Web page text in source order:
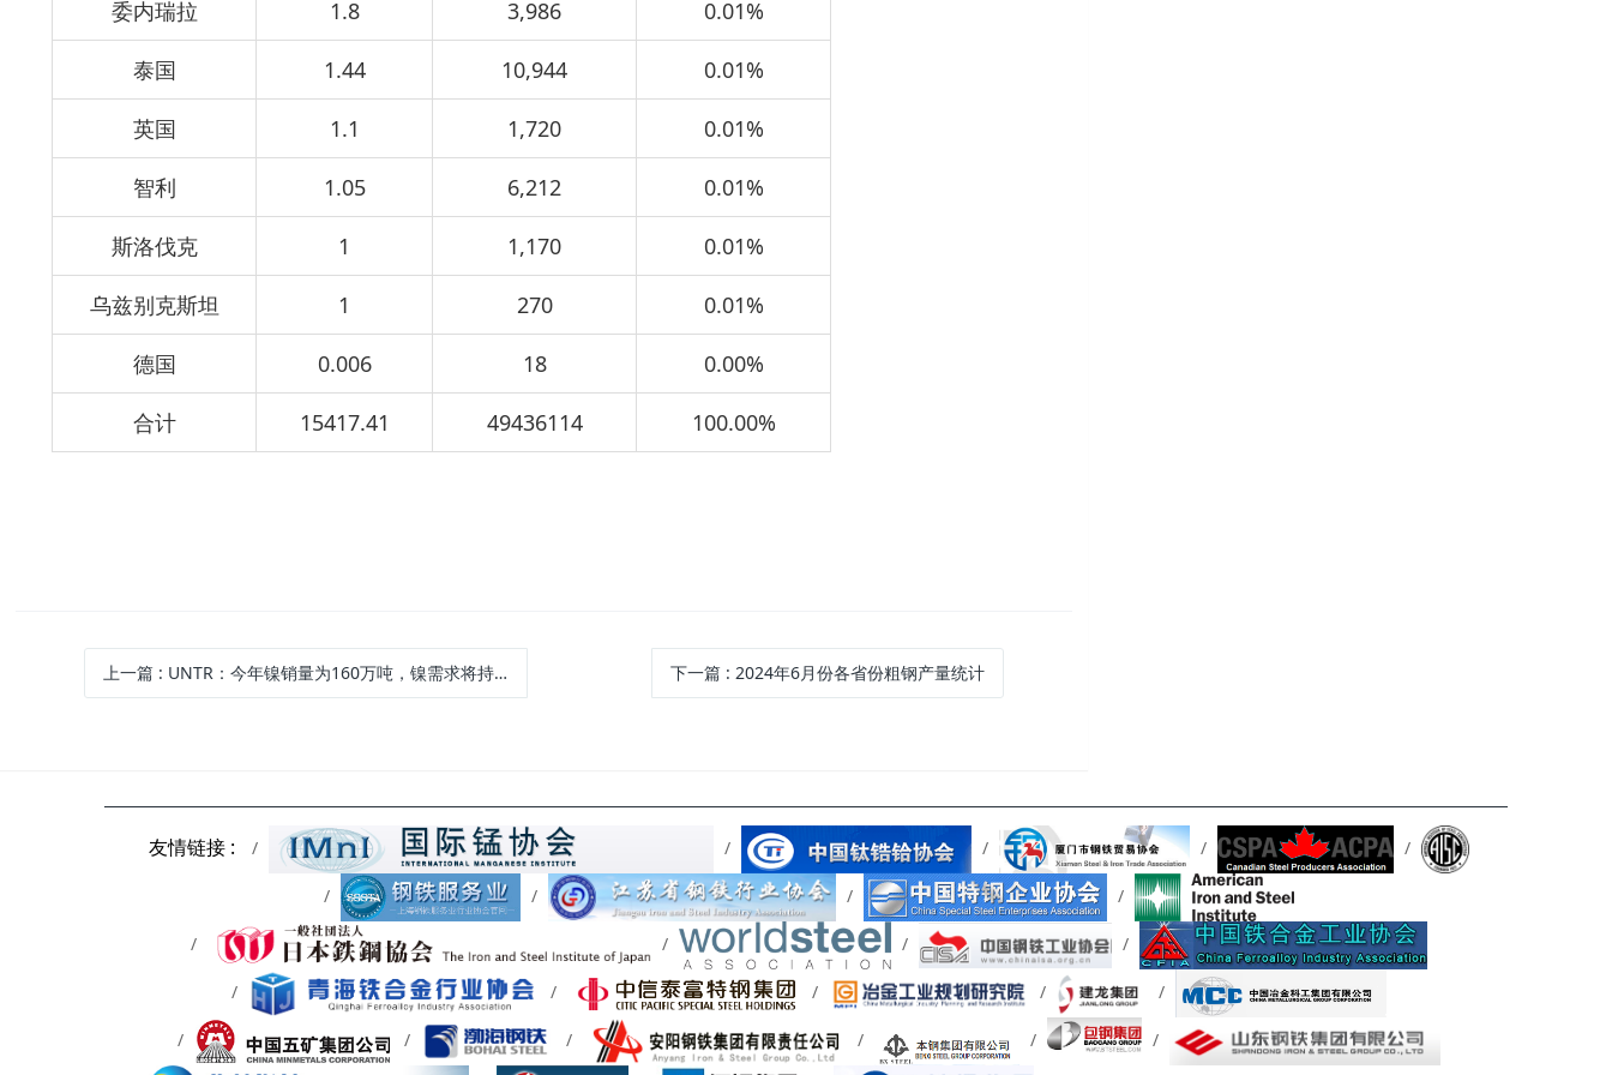
委内瑞拉 1.8 3,986 0.01%
泰国 1.44 10,944 0.01%
英国 1.1 1,720 0.01%
智利 1.05 6,212 0.01%
斯洛伐克 1 1,170 0.01%
乌兹别克斯坦 1 270 0.01%
德国 0.006 18 0.00%
合计 15417.41 49436114 100.00%
上一篇 : UNTR：今年镍销量为160万吨，镍需求将持续增长至2027 下一篇 : 2024年6月份各省份粗钢产量统计
友情链接 :